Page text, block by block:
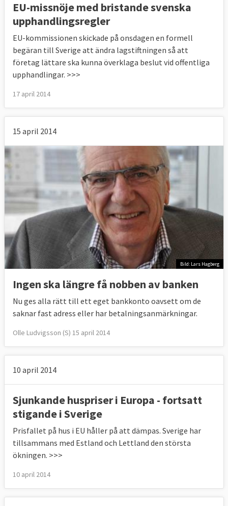
EU-missnöje med bristande svenska
upphandlingsregler
EU-kommissionen skickade på onsdagen en formell
begäran till Sverige att ändra lagstiftningen så att
företag lättare ska kunna överklaga beslut vid offentliga
upphandlingar. >>>
17 april 2014
15 april 2014
Bild: Lars Hagberg
Ingen ska längre få nobben av banken
Nu ges alla rätt till ett eget bankkonto oavsett om de
saknar fast adress eller har betalningsanmärkningar.
Olle Ludvigsson (S) 15 april 2014
10 april 2014
Sjunkande huspriser i Europa - fortsatt
stigande i Sverige
Prisfallet på hus i EU håller på att dämpas. Sverige har
tillsammans med Estland och Lettland den största
ökningen. >>>
10 april 2014